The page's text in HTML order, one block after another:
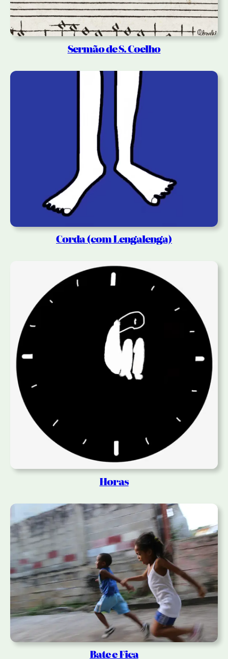
Sermão de S. Coelho
Corda (com Lengalenga)
Horas
Bate e Fica